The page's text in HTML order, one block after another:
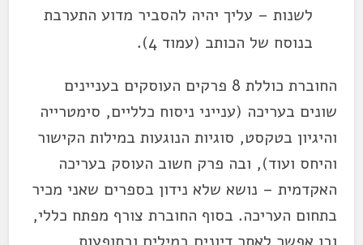
לשנות – עליך יהיה להסביר מדוע התערבת
בנוסח של הכותב (עמוד 4).
החוברת כוללת 8 פרקים העוסקים בעניינים
שונים בעריכה (ענייני ניסוח כלליים, סימטרייה
והיגיון בטקסט, סוגיות הנוגעות במילות הקישור
והיחס ועוד), ובה פרק חשוב העוסק בעריכה
האקדמית – נושא שלא נידון בספרים שאני מכיר
בתחום העריכה. בסוף החוברת צורף מפתח כללי,